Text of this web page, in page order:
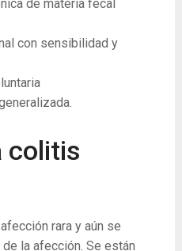
de materia fecal
con sensibilidad y
colitis
rara y aún se
la afección. Se están